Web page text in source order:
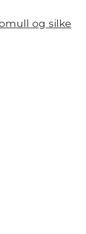
og silke